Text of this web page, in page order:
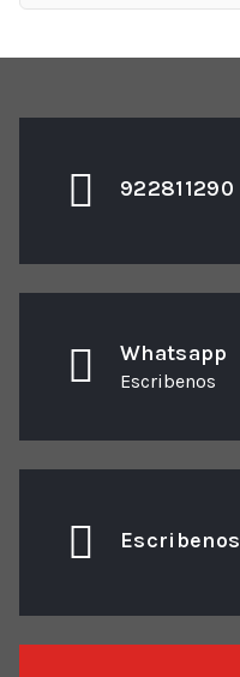
922811290
Whatsapp
Escribenos
Escribenos